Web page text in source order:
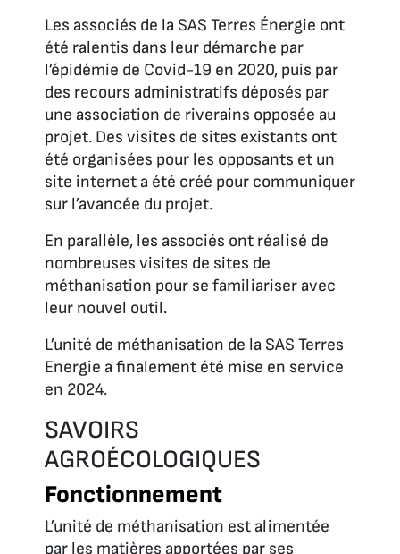
Les associés de la SAS Terres Énergie ont
été ralentis dans leur démarche par
l’épidémie de Covid-19 en 2020, puis par
des recours administratifs déposés par
une association de riverains opposée au
projet. Des visites de sites existants ont
été organisées pour les opposants et un
site internet a été créé pour communiquer
sur l’avancée du projet.
En parallèle, les associés ont réalisé de
nombreuses visites de sites de
méthanisation pour se familiariser avec
leur nouvel outil.
L’unité de méthanisation de la SAS Terres
Energie a finalement été mise en service
en 2024.
SAVOIRS
AGROÉCOLOGIQUES
Fonctionnement
L’unité de méthanisation est alimentée
par les matières apportées par ses